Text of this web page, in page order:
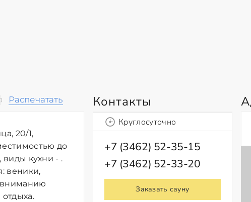
Распечатать
20/1,
до
кухни - .
веники,
вниманию
Контакты
Круглосуточно
+7 (3462) 52-35-15
+7 (3462) 52-33-20
Заказать сауну